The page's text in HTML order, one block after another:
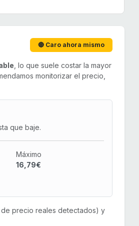
🔴 Caro ahora mismo
, lo que suele costar la mayor
monitorizar el precio,
que baje.
Máximo
16,79€
de precio reales detectados) y